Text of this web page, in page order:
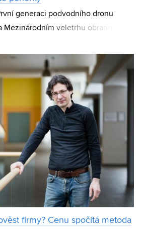
generaci podvodního dronu
Mezinárodním veletrhu obranné a
studenty napříč fakultami i obory,
firmy? Cenu spočítá metoda